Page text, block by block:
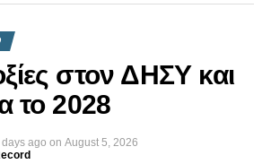
τέτοιο σοκ δεν είναι μια αφηρημένη
Το νιώθουμε. Το βλέπουμε στο
στην τιμή του ρεύματος, στο
νοικοκυριού. Οι μικρές οικονομίες
από εισαγωγές είναι εκείνες που
και πιο σκληρά.
κατέληξε στο χειρότερο σενάριο.
στον ΔΗΣΥ και
το 2028
days ago on August 5, 2026